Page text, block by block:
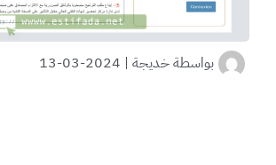
بواسطةخديجة |
2024-03-13